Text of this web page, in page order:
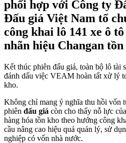
phối hợp với Công ty
Đấu giá Việt Nam tổ
công khai lô 141 xe ô
nhãn hiệu Changan tồn
Kết thúc phiên đấu giá, toàn bộ lô tài
đánh dấu việc VEAM hoàn tất xử lý
kho.
Không chỉ mang ý nghĩa thu hồi vốn
phiên đấu giá còn cho thấy nỗ lực
hàng hóa tồn kho theo hướng công
cầu nâng cao hiệu quả quản lý, sử
nghiệp có vốn nhà nước.